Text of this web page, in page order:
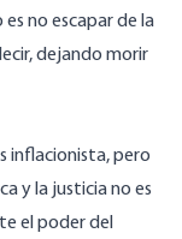
no escapar de la
dejando morir
inflacionista, pero
y la justicia no es
el poder del